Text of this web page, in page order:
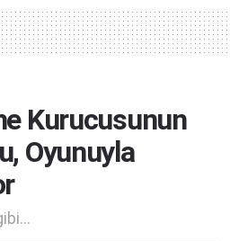
Kurucusunun
Oyunuyla